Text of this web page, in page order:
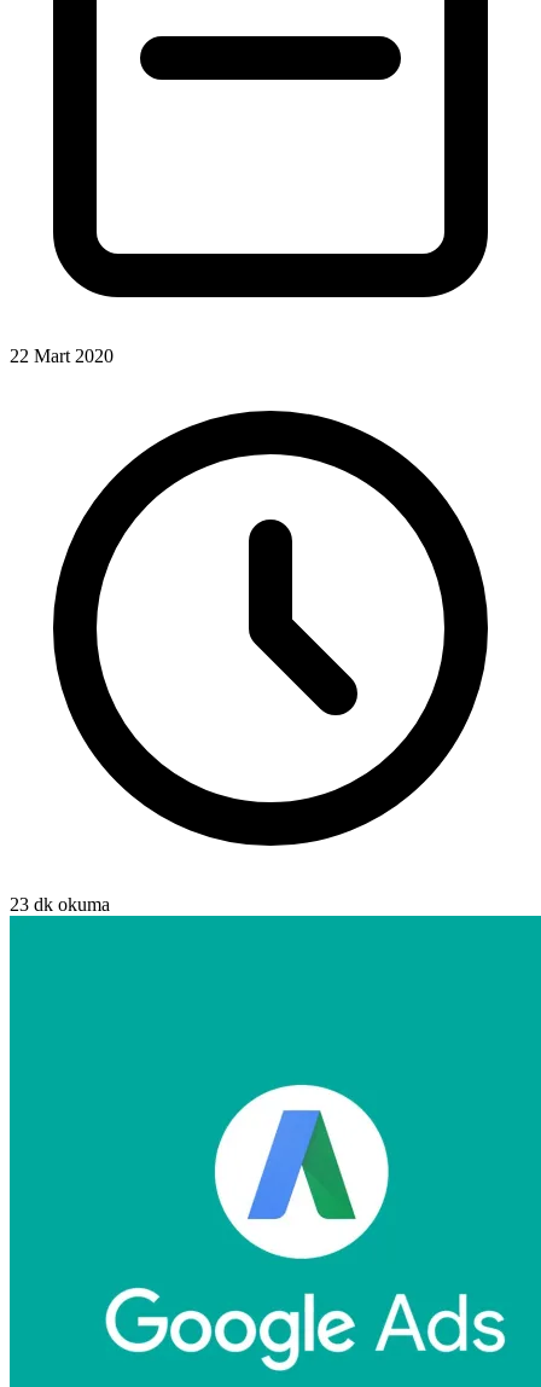
22 Mart 2020
23 dk okuma